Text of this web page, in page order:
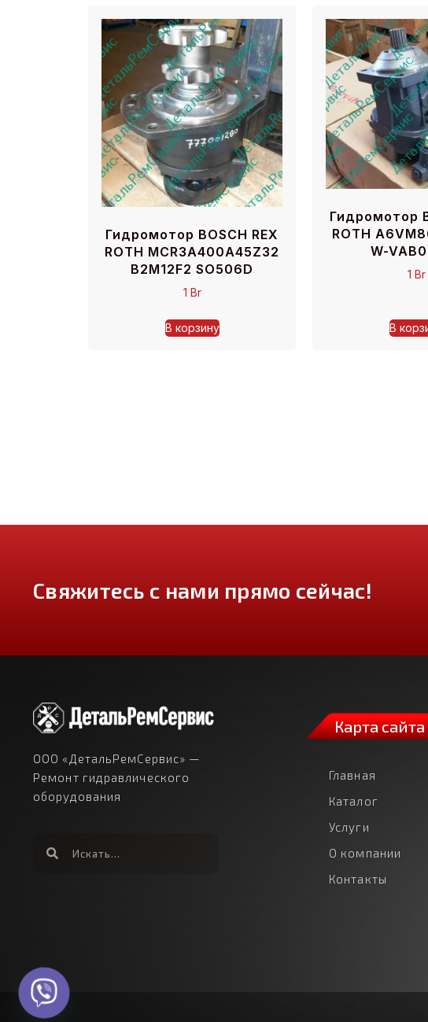
Гидромотор BOSCH REX
ROTH MCR3A400A45Z32
B2M12F2 SO506D
1 Br
В корзину
Гидромотор
ROTH
W-
1 Br
В
Свяжитесь с нами прямо сейчас!
ООО «ДетальРемСервис» —
Ремонт гидравлического
оборудования
Карта сайта
Главная
Каталог
Услуги
О компании
Контакты